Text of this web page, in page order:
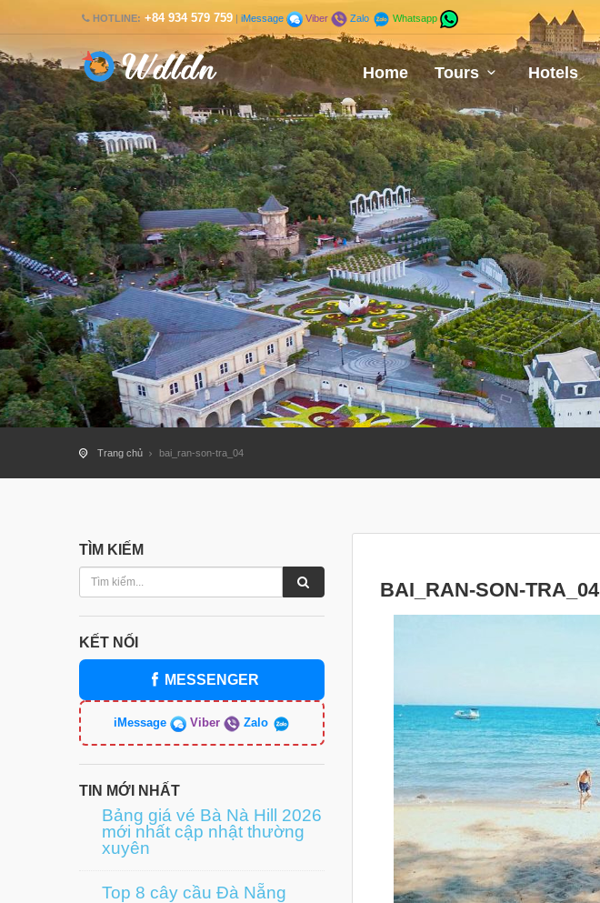
HOTLINE: +84 934 579 759 |iMessage Viber Zalo Whatsapp
Home Tours Hotels
Trang chủ bai_ran-son-tra_04
TÌM KIẾM
KẾT NỐI
MESSENGER
iMessage Viber Zalo
TIN MỚI NHẤT
Bảng giá vé Bà Nà Hill 2026
mới nhất cập nhật thường
xuyên
Top 8 cây cầu Đà Nẵng
BAI_RAN-SON-TRA_04